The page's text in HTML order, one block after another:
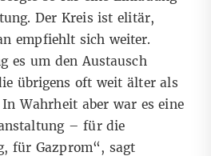
Der Kreis ist elitär,
empfiehlt sich weiter.
es um den Austausch
übrigens oft weit älter als
Wahrheit aber war es eine
– für die
für Gazprom“, sagt